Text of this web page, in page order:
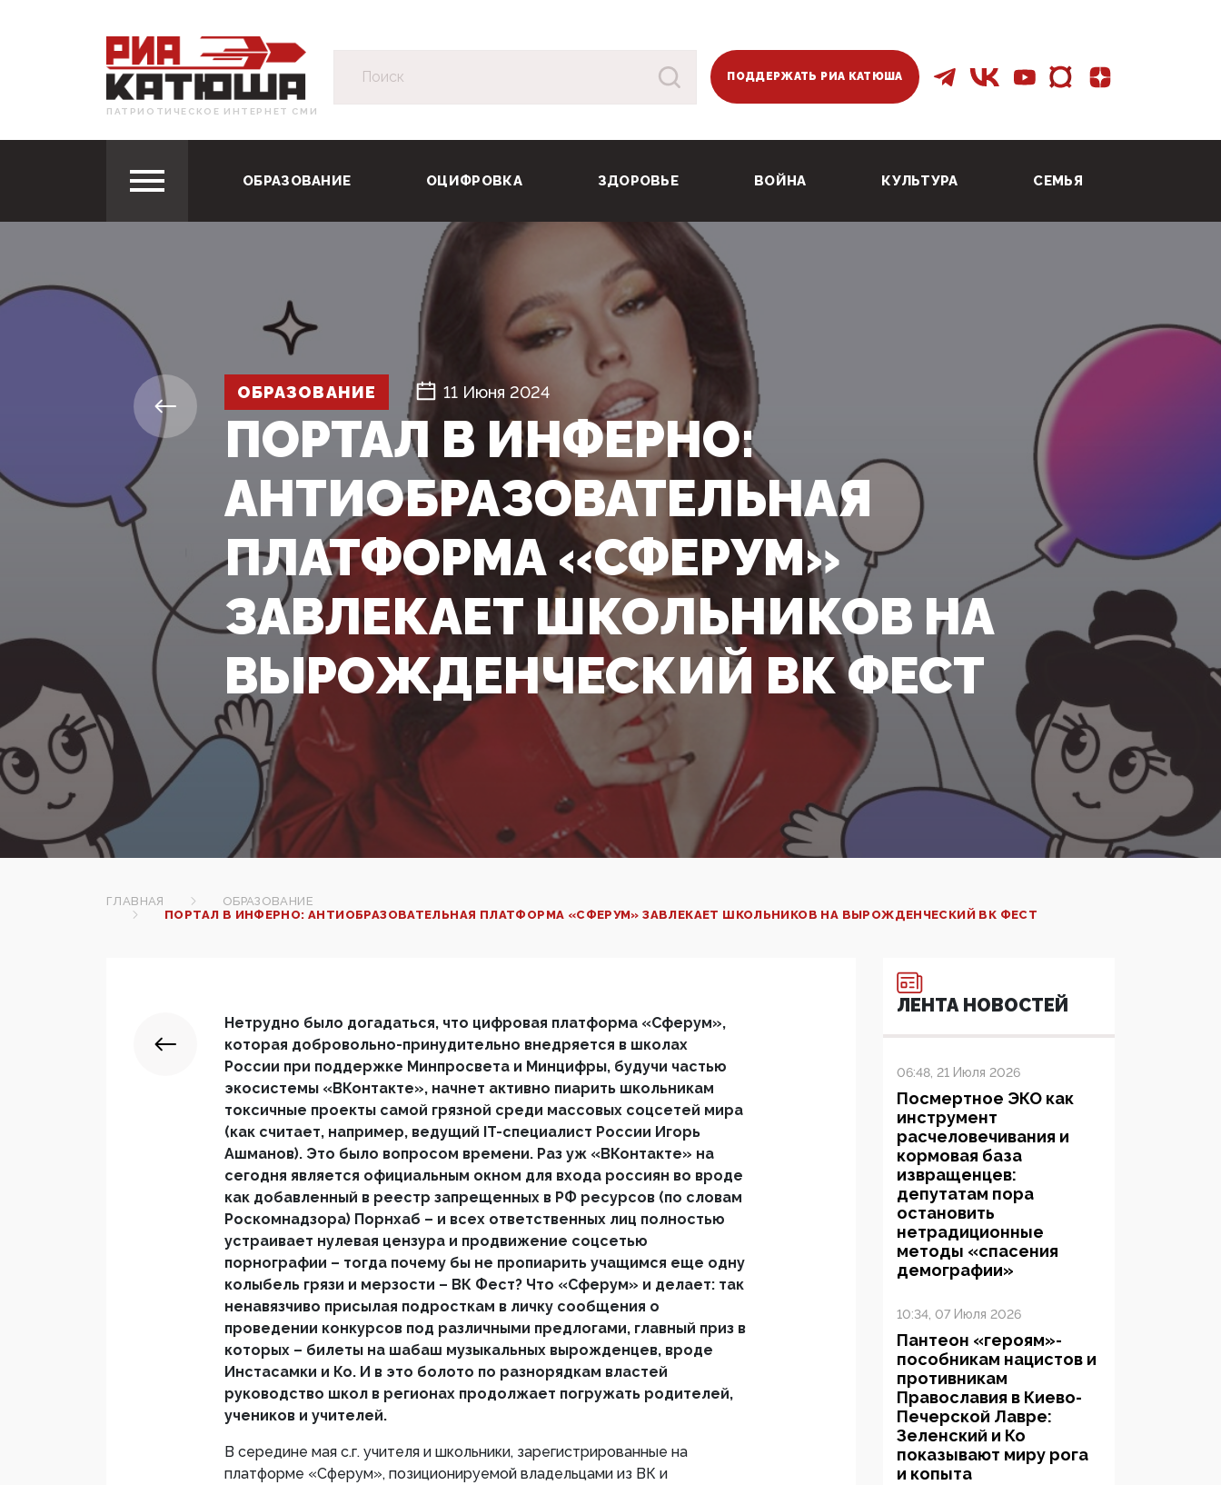
ПАТРИОТИЧЕСКОЕ ИНТЕРНЕТ СМИ
ПОДДЕРЖАТЬ РИА КАТЮША
ОБРАЗОВАНИЕ ОЦИФРОВКА ЗДОРОВЬЕ ВОЙНА КУЛЬТУРА СЕМЬЯ
ОБРАЗОВАНИЕ 11 Июня 2024
ПОРТАЛ В ИНФЕРНО:
АНТИОБРАЗОВАТЕЛЬНАЯ
ПЛАТФОРМА «СФЕРУМ»
ЗАВЛЕКАЕТ ШКОЛЬНИКОВ НА
ВЫРОЖДЕНЧЕСКИЙ ВК ФЕСТ
ГЛАВНАЯ
ОБРАЗОВАНИЕ
ПОРТАЛ В ИНФЕРНО: АНТИОБРАЗОВАТЕЛЬНАЯ ПЛАТФОРМА «СФЕРУМ» ЗАВЛЕКАЕТ ШКОЛЬНИКОВ НА ВЫРОЖДЕНЧЕСКИЙ ВК ФЕСТ
Нетрудно было догадаться, что цифровая платформа «Сферум»,
которая добровольно-принудительно внедряется в школах
России при поддержке Минпросвета и Минцифры, будучи частью
экосистемы «ВКонтакте», начнет активно пиарить школьникам
токсичные проекты самой грязной среди массовых соцсетей мира
(как считает, например, ведущий IT-специалист России Игорь
Ашманов). Это было вопросом времени. Раз уж «ВКонтакте» на
сегодня является официальным окном для входа россиян во вроде
как добавленный в реестр запрещенных в РФ ресурсов (по словам
Роскомнадзора) Порнхаб – и всех ответственных лиц полностью
устраивает нулевая цензура и продвижение соцсетью
порнографии – тогда почему бы не пропиарить учащимся еще одну
колыбель грязи и мерзости – ВК Фест? Что «Сферум» и делает: так
ненавязчиво присылая подросткам в личку сообщения о
проведении конкурсов под различными предлогами, главный приз в
которых – билеты на шабаш музыкальных вырожденцев, вроде
Инстасамки и Ко. И в это болото по разнорядкам властей
руководство школ в регионах продолжает погружать родителей,
учеников и учителей.
В середине мая с.г. учителя и школьники, зарегистрированные на
платформе «Сферум», позиционируемой владельцами из ВК и
ЛЕНТА НОВОСТЕЙ
06:48, 21 Июля 2026
Посмертное ЭКО как
инструмент
расчеловечивания и
кормовая база
извращенцев:
депутатам пора
остановить
нетрадиционные
методы «спасения
демографии»
10:34, 07 Июля 2026
Пантеон «героям»-
пособникам нацистов и
противникам
Православия в Киево-
Печерской Лавре:
Зеленский и Ко
показывают миру рога
и копыта